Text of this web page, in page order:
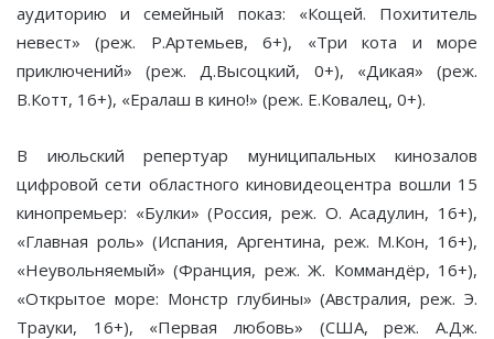
аудиторию и семейный показ: «Кощей. Похититель
невест» (реж. Р.Артемьев, 6+), «Три кота и море
приключений» (реж. Д.Высоцкий, 0+), «Дикая» (реж.
В.Котт, 16+), «Ералаш в кино!» (реж. Е.Ковалец, 0+).
В июльский репертуар муниципальных кинозалов
цифровой сети областного киновидеоцентра вошли 15
кинопремьер: «Булки» (Россия, реж. О. Асадулин, 16+),
«Главная роль» (Испания, Аргентина, реж. М.Кон, 16+),
«Неувольняемый» (Франция, реж. Ж. Коммандёр, 16+),
«Открытое море: Монстр глубины» (Австралия, реж. Э.
Трауки, 16+), «Первая любовь» (США, реж. А.Дж.